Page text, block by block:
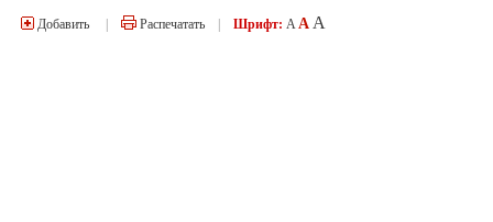
Добавить Распечатать Шрифт: A A A